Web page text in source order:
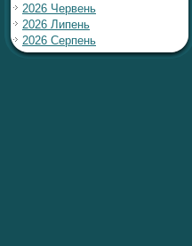
2026 Червень
2026 Липень
2026 Серпень